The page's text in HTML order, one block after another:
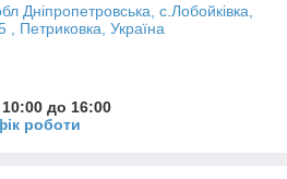
Дніпропетровська, с.Лобойківка,
, Петриковка, Україна
до 16:00
роботи